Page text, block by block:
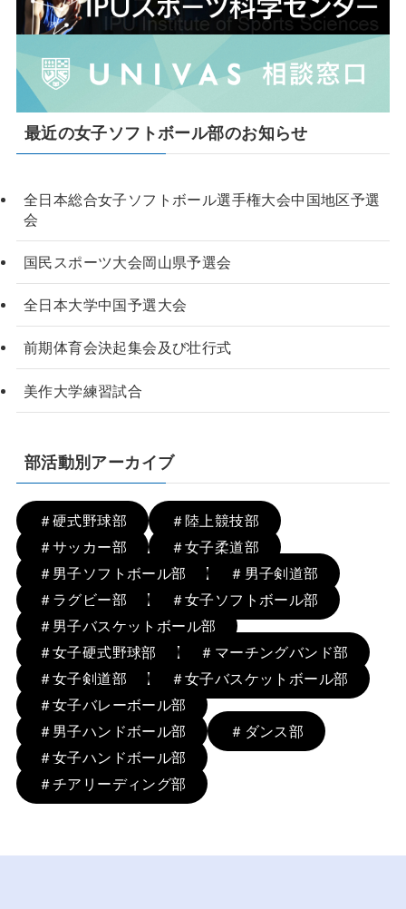
最近の女子ソフトボール部のお知らせ
全日本総合女子ソフトボール選手権大会中国地区予選
会
国民スポーツ大会岡山県予選会
全日本大学中国予選大会
前期体育会決起集会及び壮行式
美作大学練習試合
部活動別アーカイブ
＃硬式野球部
＃陸上競技部
＃サッカー部
＃女子柔道部
＃男子ソフトボール部
＃男子剣道部
＃ラグビー部
＃女子ソフトボール部
＃男子バスケットボール部
＃女子硬式野球部
＃マーチングバンド部
＃女子剣道部
＃女子バスケットボール部
＃女子バレーボール部
＃男子ハンドボール部
＃ダンス部
＃女子ハンドボール部
＃チアリーディング部